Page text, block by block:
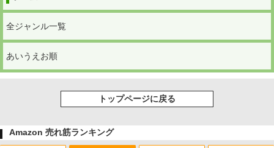
全ジャンル一覧
あいうえお順
トップページに戻る
Amazon 売れ筋ランキング